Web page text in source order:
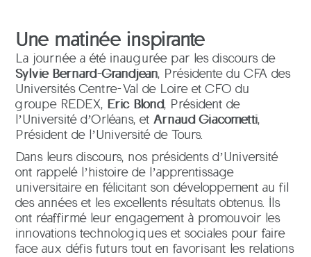
Une matinée inspirante
La journée a été inaugurée par les discours de
Sylvie Bernard-Grandjean, Présidente du CFA des
Universités Centre-Val de Loire et CFO du
groupe REDEX, Eric Blond, Président de
l’Université d’Orléans, etArnaud Giacometti,
Président de l’Université de Tours.
Dans leurs discours, nos présidents d’Université
ont rappelé l’histoire de l’apprentissage
universitaire en félicitant son développement au fil
des années et les excellents résultats obtenus. Ils
ont réaffirmé leur engagement à promouvoir les
innovations technologiques et sociales pour faire
face aux défis futurs tout en favorisant les relations